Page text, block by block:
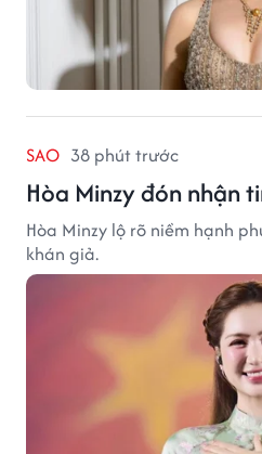
SAO 38 phút trước
Hòa Minzy đón nhận
Hòa Minzy lộ rõ niềm hạnh
khán giả.